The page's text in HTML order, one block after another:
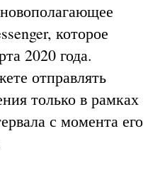
которое
2020 года.
отправлять
только в рамках
с момента его